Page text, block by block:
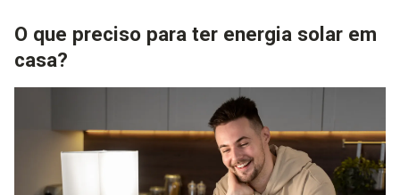
O que preciso para ter energia solar em
casa?